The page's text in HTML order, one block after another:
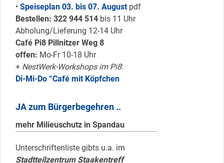
• Speiseplan 03. bis 07. August pdf
Bestellen: 322 944 514 bis 11 Uhr
Abholung/Lieferung 12-14 Uhr
Café Pi8 Pillnitzer Weg 8
offen: Mo-Fr 10-18 Uhr
+ NestWerk-Workshops im Pi8:
Di-Mi-Do “Café mit Köpfchen
JA zum Bürgerbegehren ..
mehr Milieuschutz in Spandau
Unterschriftenliste gibts u.a. im
Stadtteilzentrum Staakentreff